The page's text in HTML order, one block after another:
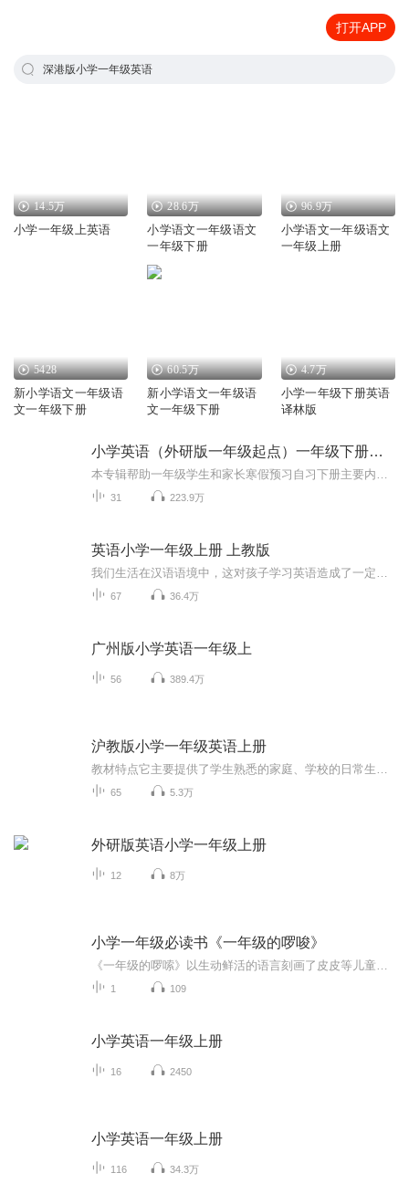
打开APP
深港版小学一年级英语
14.5万
小学一年级上英语
28.6万
小学语文一年级语文
一年级下册
96.9万
小学语文一年级语文
一年级上册
5428
新小学语文一年级语
文一年级下册
60.5万
新小学语文一年级语
文一年级下册
4.7万
小学一年级下册英语
译林版
小学英语（外研版一年级起点）一年级下册预习
31 223.9万
英语小学一年级上册 上教版
67 36.4万
广州版小学英语一年级上
56 389.4万
沪教版小学一年级英语上册
65 5.3万
外研版英语小学一年级上册
12 8万
小学一年级必读书《一年级的啰唆》
1 109
小学英语一年级上册
16 2450
小学英语一年级上册
116 34.3万